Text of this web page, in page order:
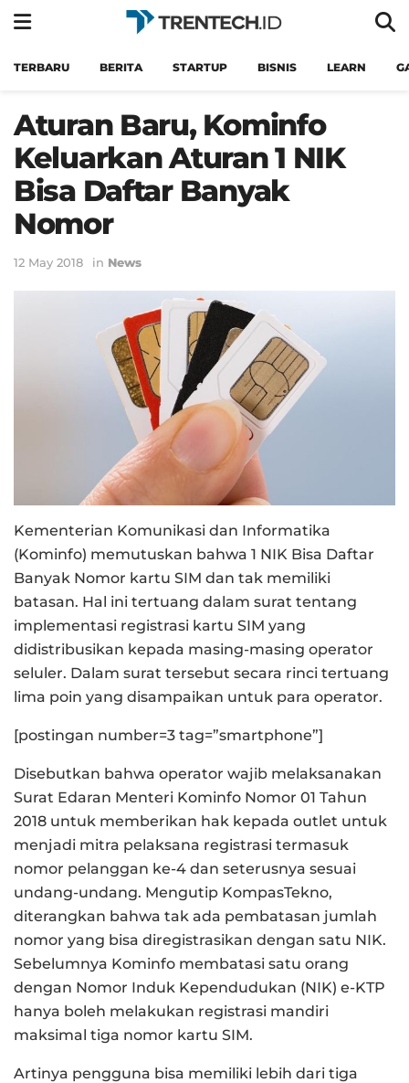
TERBARU BERITA STARTUP BISNIS LEARN
Aturan Baru, Kominfo
Keluarkan Aturan 1 NIK
Bisa Daftar Banyak
Nomor
12 May 2018 in News
Kementerian Komunikasi dan Informatika
(Kominfo) memutuskan bahwa 1 NIK Bisa Daftar
Banyak Nomor kartu SIM dan tak memiliki
batasan. Hal ini tertuang dalam surat tentang
implementasi registrasi kartu SIM yang
didistribusikan kepada masing-masing operator
seluler. Dalam surat tersebut secara rinci tertuang
lima poin yang disampaikan untuk para operator.
[postingan number=3 tag=”smartphone”]
Disebutkan bahwa operator wajib melaksanakan
Surat Edaran Menteri Kominfo Nomor 01 Tahun
2018 untuk memberikan hak kepada outlet untuk
menjadi mitra pelaksana registrasi termasuk
nomor pelanggan ke-4 dan seterusnya sesuai
undang-undang. Mengutip KompasTekno,
diterangkan bahwa tak ada pembatasan jumlah
nomor yang bisa diregistrasikan dengan satu NIK.
Sebelumnya Kominfo membatasi satu orang
dengan Nomor Induk Kependudukan (NIK) e-KTP
hanya boleh melakukan registrasi mandiri
maksimal tiga nomor kartu SIM.
Artinya pengguna bisa memiliki lebih dari tiga